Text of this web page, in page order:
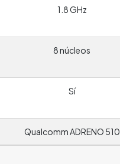
1.8 GHz
8 núcleos
Sí
Qualcomm ADRENO 510